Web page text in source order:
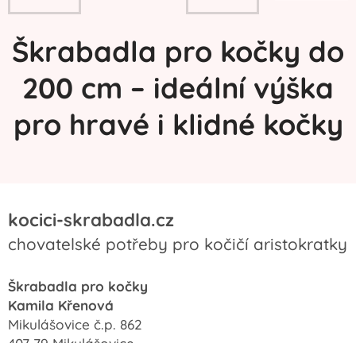
Škrabadla pro kočky do
200 cm – ideální výška
pro hravé i klidné kočky
kocici-skrabadla.cz
chovatelské potřeby pro kočičí aristokratky
Škrabadla pro kočky
Kamila Křenová
Mikulášovice č.p. 862